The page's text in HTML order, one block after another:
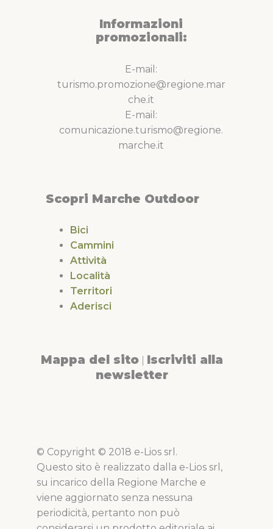
Informazioni
promozionali:
E-mail:
turismo.promozione@regione.mar
che.it
E-mail:
comunicazione.turismo@regione.
marche.it
Scopri Marche Outdoor
Bici
Cammini
Attività
Località
Territori
Aderisci
Mappa del sito Iscriviti alla
newsletter
© Copyright © 2018 e-Lios srl.
Questo sito è realizzato dalla e-Lios srl,
su incarico della Regione Marche e
viene aggiornato senza nessuna
periodicità, pertanto non può